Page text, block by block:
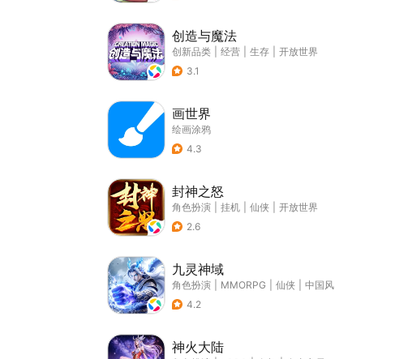
创造与魔法
创新品类 经营 生存
开放世界
3.1
画世界
绘画涂鸦
4.3
封神之怒
角色扮演 挂机 仙侠
开放世界
2.6
九灵神域
角色扮演 MMORPG 仙侠
中国风
4.2
神火大陆